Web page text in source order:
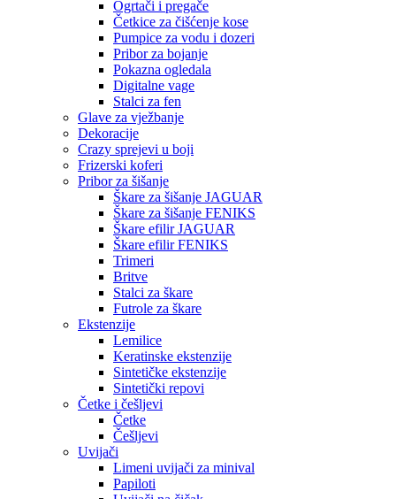
Ogrtači i pregače
Četkice za čišćenje kose
Pumpice za vodu i dozeri
Pribor za bojanje
Pokazna ogledala
Digitalne vage
Stalci za fen
Glave za vježbanje
Dekoracije
Crazy sprejevi u boji
Frizerski koferi
Pribor za šišanje
Škare za šišanje JAGUAR
Škare za šišanje FENIKS
Škare efilir JAGUAR
Škare efilir FENIKS
Trimeri
Britve
Stalci za škare
Futrole za škare
Ekstenzije
Lemilice
Keratinske ekstenzije
Sintetičke ekstenzije
Sintetički repovi
Četke i češljevi
Četke
Češljevi
Uvijači
Limeni uvijači za minival
Papiloti